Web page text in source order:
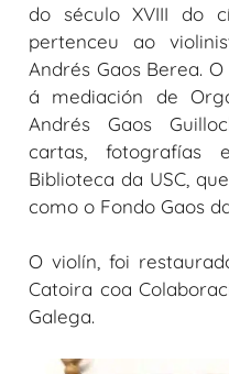
do século XVIII do
pertenceu ao
Andrés Gaos Berea.
á mediación de
Andrés Gaos
cartas, fotografías
Biblioteca da USC,
como o Fondo Gaos
O violín, foi
Catoira coa
Galega.